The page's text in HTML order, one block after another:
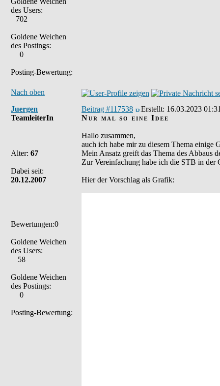
des Users:
702
Goldene Weichen
des Postings:
0
Posting-Bewertung:
Nach oben
Juergen
TeamleiterIn
Alter: 67
Dabei seit:
20.12.2007
Bewertungen:0
Goldene Weichen
des Users:
58
Goldene Weichen
des Postings:
0
Posting-Bewertung:
Beitrag #117538 Erstellt: 16.03.2023
Nur mal so eine Idee
Hallo zusammen,
auch ich habe mir zu diesem Thema einige
Mein Ansatz greift das Thema des Abbaus
Zur Vereinfachung habe ich die STB in der
Hier der Vorschlag als Grafik: